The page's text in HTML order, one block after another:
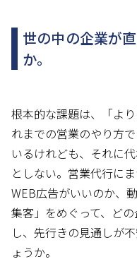
世の中の企業が
か。
根本的な課題は、「よ
れまでの営業のやり方
いるけれども、それに
としない。営業代行に
WEB広告がいいのか、
集客」をめぐって、ど
し、先行きの見通しが
ょうか。